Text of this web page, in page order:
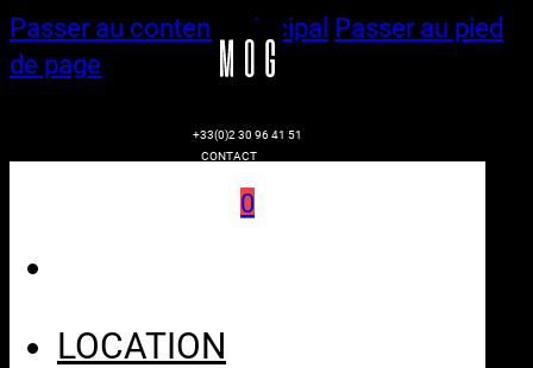
Passer au contenu principal Passer au pied
de page
+33(0)2 30 96 41 51
CONTACT
0
LOCATION